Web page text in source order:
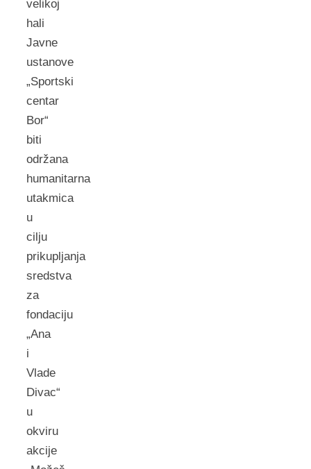
velikoj
hali
Javne
ustanove
„Sportski
centar
Bor“
biti
održana
humanitarna
utakmica
u
cilju
prikupljanja
sredstva
za
fondaciju
„Ana
i
Vlade
Divac“
u
okviru
akcije